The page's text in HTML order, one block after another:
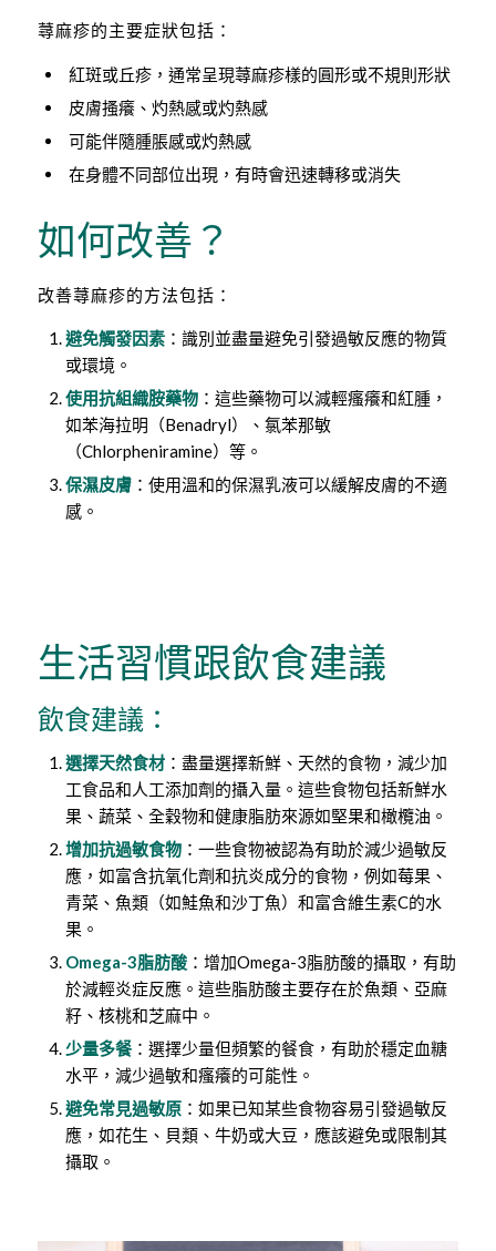
蕁麻疹的主要症狀包括：
紅斑或丘疹，通常呈現蕁麻疹樣的圓形或不規則形狀
皮膚搔癢、灼熱感或灼熱感
可能伴隨腫脹感或灼熱感
在身體不同部位出現，有時會迅速轉移或消失
如何改善？
改善蕁麻疹的方法包括：
避免觸發因素：識別並盡量避免引發過敏反應的物質
或環境。
使用抗組織胺藥物：這些藥物可以減輕瘙癢和紅腫，
如苯海拉明（Benadryl）、氯苯那敏
（Chlorpheniramine）等。
保濕皮膚：使用溫和的保濕乳液可以緩解皮膚的不適
感。
生活習慣跟飲食建議
飲食建議：
選擇天然食材：盡量選擇新鮮、天然的食物，減少加
工食品和人工添加劑的攝入量。這些食物包括新鮮水
果、蔬菜、全穀物和健康脂肪來源如堅果和橄欖油。
增加抗過敏食物：一些食物被認為有助於減少過敏反
應，如富含抗氧化劑和抗炎成分的食物，例如莓果、
青菜、魚類（如鮭魚和沙丁魚）和富含維生素C的水
果。
Omega-3脂肪酸：增加Omega-3脂肪酸的攝取，有助
於減輕炎症反應。這些脂肪酸主要存在於魚類、亞麻
籽、核桃和芝麻中。
少量多餐：選擇少量但頻繁的餐食，有助於穩定血糖
水平，減少過敏和瘙癢的可能性。
避免常見過敏原：如果已知某些食物容易引發過敏反
應，如花生、貝類、牛奶或大豆，應該避免或限制其
攝取。